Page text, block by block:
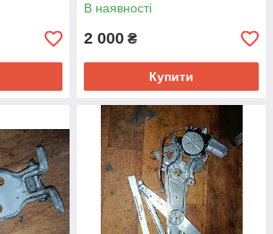
В наявності
2 000 ₴
Купити